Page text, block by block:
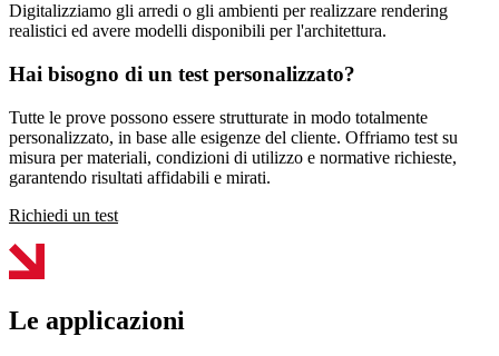
Digitalizziamo gli arredi o gli ambienti per realizzare rendering
realistici ed avere modelli disponibili per l'architettura.
Hai bisogno di un test personalizzato?
Tutte le prove possono essere strutturate in modo totalmente
personalizzato, in base alle esigenze del cliente. Offriamo test su
misura per materiali, condizioni di utilizzo e normative richieste,
garantendo risultati affidabili e mirati.
Richiedi un test
Le applicazioni